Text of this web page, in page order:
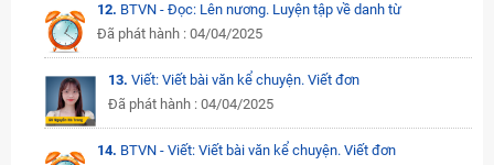
12. BTVN - Đọc: Lên nương. Luyện tập về danh từ
Đã phát hành : 04/04/2025
13. Viết: Viết bài văn kể chuyện. Viết đơn
Đã phát hành : 04/04/2025
14. BTVN - Viết: Viết bài văn kể chuyện. Viết đơn